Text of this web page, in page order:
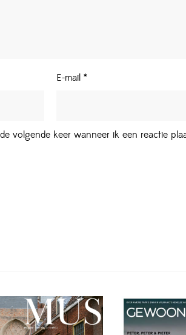
E-mail *
volgende keer wanneer ik een reactie